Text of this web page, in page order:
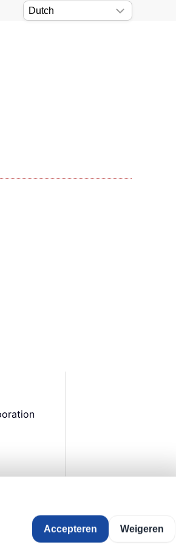
Accepteren Weigeren